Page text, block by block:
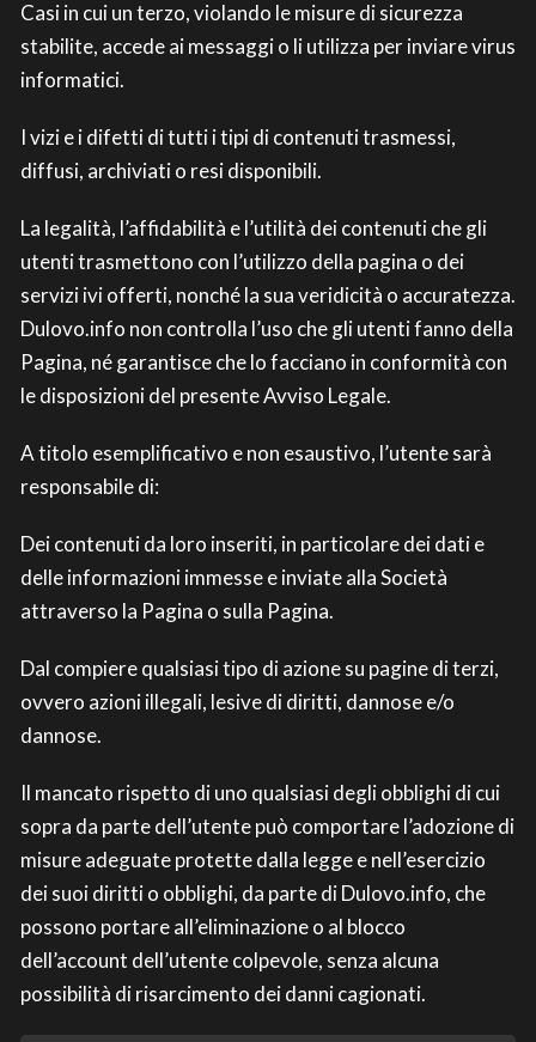
Casi in cui un terzo, violando le misure di sicurezza
stabilite, accede ai messaggi o li utilizza per inviare virus
informatici.
I vizi e i difetti di tutti i tipi di contenuti trasmessi,
diffusi, archiviati o resi disponibili.
La legalità, l’affidabilità e l’utilità dei contenuti che gli
utenti trasmettono con l’utilizzo della pagina o dei
servizi ivi offerti, nonché la sua veridicità o accuratezza.
Dulovo.info non controlla l’uso che gli utenti fanno della
Pagina, né garantisce che lo facciano in conformità con
le disposizioni del presente Avviso Legale.
A titolo esemplificativo e non esaustivo, l’utente sarà
responsabile di:
Dei contenuti da loro inseriti, in particolare dei dati e
delle informazioni immesse e inviate alla Società
attraverso la Pagina o sulla Pagina.
Dal compiere qualsiasi tipo di azione su pagine di terzi,
ovvero azioni illegali, lesive di diritti, dannose e/o
dannose.
Il mancato rispetto di uno qualsiasi degli obblighi di cui
sopra da parte dell’utente può comportare l’adozione di
misure adeguate protette dalla legge e nell’esercizio
dei suoi diritti o obblighi, da parte di Dulovo.info, che
possono portare all’eliminazione o al blocco
dell’account dell’utente colpevole, senza alcuna
possibilità di risarcimento dei danni cagionati.